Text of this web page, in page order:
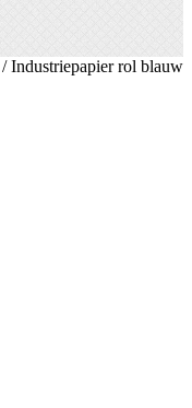
/ Industriepapier rol blauw